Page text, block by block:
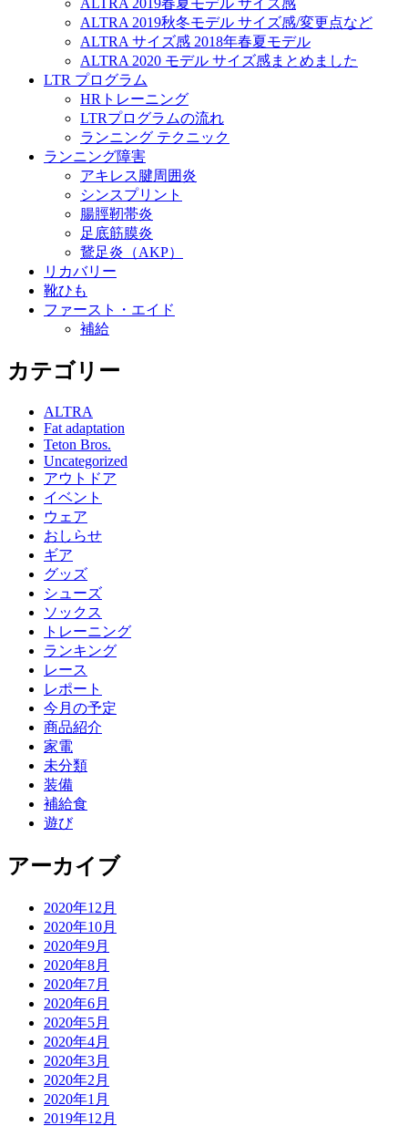
ALTRA 2019秋冬モデル サイズ感/変更点など
ALTRA サイズ感 2018年春夏モデル
ALTRA 2020 モデル サイズ感まとめました
LTR プログラム
HRトレーニング
LTRプログラムの流れ
ランニング テクニック
ランニング障害
アキレス腱周囲炎
シンスプリント
腸脛靭帯炎
足底筋膜炎
鵞足炎（AKP）
リカバリー
靴ひも
ファースト・エイド
補給
カテゴリー
ALTRA
Fat adaptation
Teton Bros.
Uncategorized
アウトドア
イベント
ウェア
おしらせ
ギア
グッズ
シューズ
ソックス
トレーニング
ランキング
レース
レポート
今月の予定
商品紹介
家電
未分類
装備
補給食
遊び
アーカイブ
2020年12月
2020年10月
2020年9月
2020年8月
2020年7月
2020年6月
2020年5月
2020年4月
2020年3月
2020年2月
2020年1月
2019年12月